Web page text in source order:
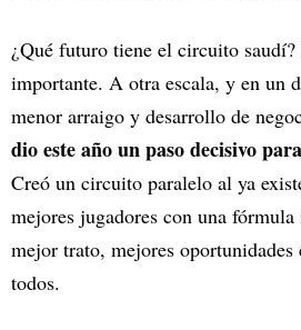
¿Qué futuro tiene el circuito saudí?
importante. A otra escala, y en un
menor arraigo y desarrollo de
dio este año un paso decisivo
Creó un circuito paralelo al ya
mejores jugadores con una
mejor trato, mejores oportunidades
todos.